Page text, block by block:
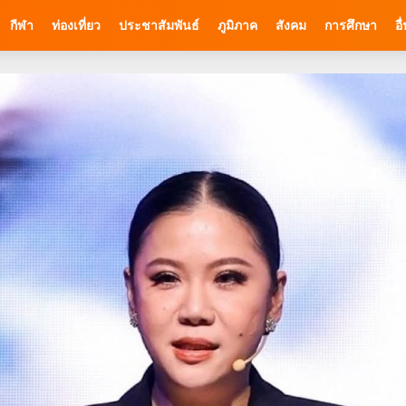
กีฬา ท่องเที่ยว ประชาสัมพันธ์ ภูมิภาค สังคม การศึกษา อื่